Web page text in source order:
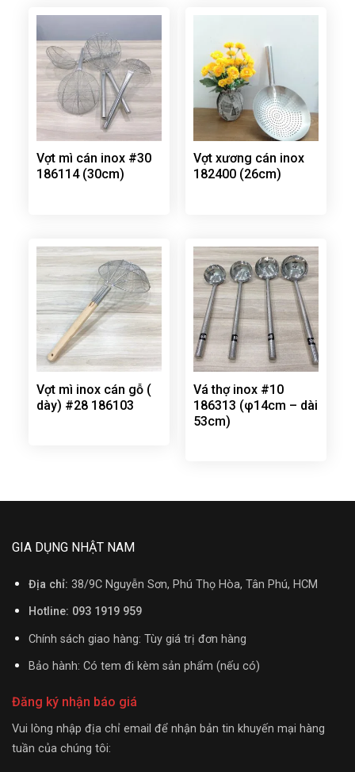
Vợt mì cán inox #30
186114 (30cm)
Vợt xương cán inox
182400 (26cm)
Vợt mì inox cán gỗ (
dày) #28 186103
Vá thợ inox #10
186313 (φ14cm – dài
53cm)
GIA DỤNG NHẬT NAM
Địa chỉ: 38/9C Nguyễn Sơn, Phú Thọ Hòa, Tân Phú, HCM
Hotline: 093 1919 959
Chính sách giao hàng: Tùy giá trị đơn hàng
Bảo hành: Có tem đi kèm sản phẩm (nếu có)
Đăng ký nhận báo giá
Vui lòng nhập địa chỉ email để nhận bản tin khuyến mại hàng
tuần của chúng tôi: